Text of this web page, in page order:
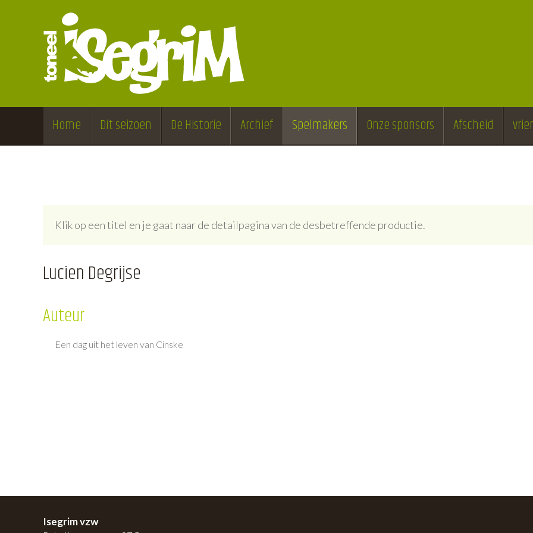
Home Dit seizoen De Historie Archief Spelmakers Onze sponsors Afscheid
Klik op een titel en je gaat naar de detailpagina van de desbetreffende productie.
Lucien Degrijse
Auteur
Een dag uit het leven van Cinske
Isegrim vzw